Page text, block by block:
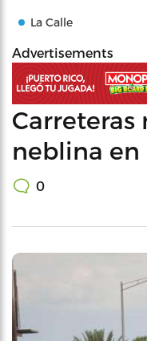
La Calle
Advertisements
Carreteras
neblina en
0